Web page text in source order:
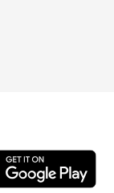
Kliknite